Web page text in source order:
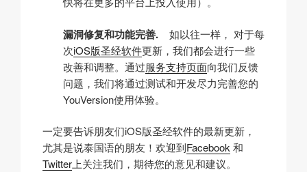
漏洞修复和功能完善. 如以往一样， 对于每
次iOS版圣经软件更新，我们都会进行一些
改善和调整。通过服务支持页面向我们反馈
问题，我们将通过测试和开发尽力完善您的
YouVersion使用体验。
一定要告诉朋友们iOS版圣经软件的最新更新，
尤其是说泰国语的朋友！欢迎到Facebook和
Twitter上关注我们，期待您的意见和建议。